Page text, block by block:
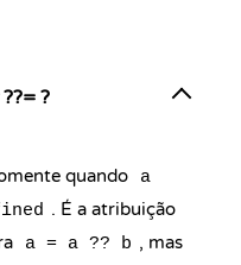
?
quando a
. É a atribuição
a = a ?? b , mas